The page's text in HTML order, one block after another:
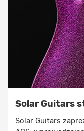
Solar Guitars
Solar Guitars